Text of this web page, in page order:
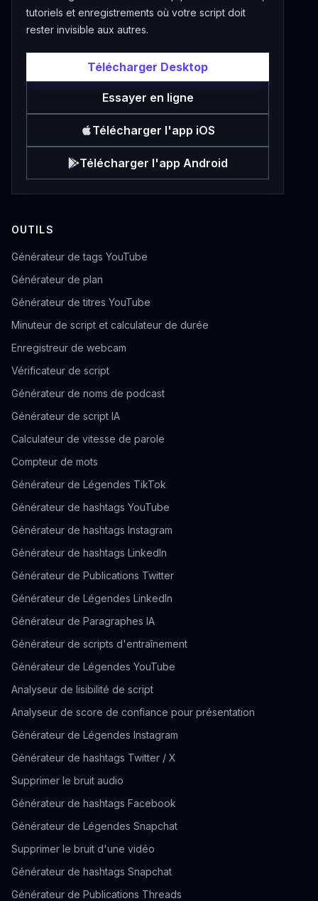
tutoriels et enregistrements où votre script doit
rester invisible aux autres.
Télécharger Desktop
Essayer en ligne
Télécharger l'app iOS
Télécharger l'app Android
OUTILS
Générateur de tags YouTube
Générateur de plan
Générateur de titres YouTube
Minuteur de script et calculateur de durée
Enregistreur de webcam
Vérificateur de script
Générateur de noms de podcast
Générateur de script IA
Calculateur de vitesse de parole
Compteur de mots
Générateur de Légendes TikTok
Générateur de hashtags YouTube
Générateur de hashtags Instagram
Générateur de hashtags LinkedIn
Générateur de Publications Twitter
Générateur de Légendes LinkedIn
Générateur de Paragraphes IA
Générateur de scripts d'entraînement
Générateur de Légendes YouTube
Analyseur de lisibilité de script
Analyseur de score de confiance pour présentation
Générateur de Légendes Instagram
Générateur de hashtags Twitter / X
Supprimer le bruit audio
Générateur de hashtags Facebook
Générateur de Légendes Snapchat
Supprimer le bruit d'une vidéo
Générateur de hashtags Snapchat
Générateur de Publications Threads